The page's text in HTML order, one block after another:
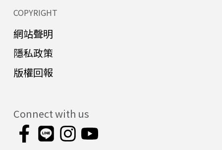
COPYRIGHT
網站聲明
隱私政策
版權回報
Connect with us